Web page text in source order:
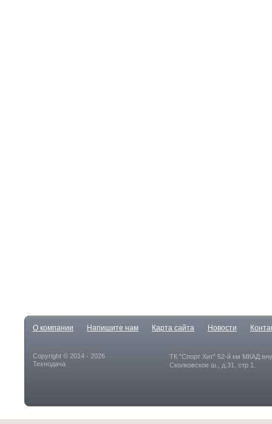
О компании Напишите нам Карта сайта Новости
Copyright © 2014 - 2026
Технодача
ТК "Спорт Хит" 52-й км МКАД
Сколковское ш., д.31, стр 1.